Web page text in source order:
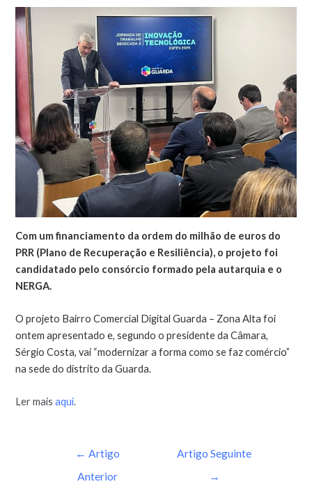
Com um financiamento da ordem do milhão de euros do
PRR (Plano de Recuperação e Resiliência), o projeto foi
candidatado pelo consórcio formado pela autarquia e o
NERGA.
O projeto Bairro Comercial Digital Guarda – Zona Alta foi
ontem apresentado e, segundo o presidente da Câmara,
Sérgio Costa, vai “modernizar a forma como se faz comércio”
na sede do distrito da Guarda.
Ler maisaqui.
← Artigo
Anterior
Artigo Seguinte
→